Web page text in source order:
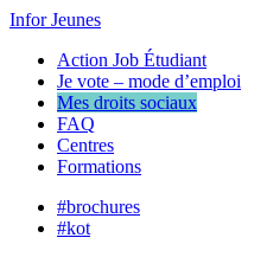
Infor Jeunes
Action Job Étudiant
Je vote – mode d’emploi
Mes droits sociaux
FAQ
Centres
Formations
#brochures
#kot